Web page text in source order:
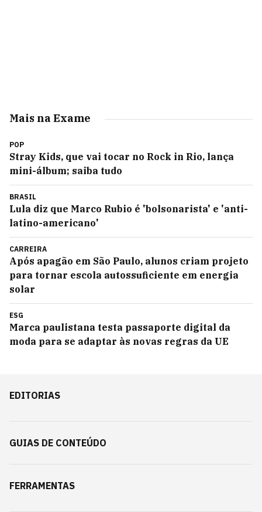
Mais na Exame
POP
Stray Kids, que vai tocar no Rock in Rio, lança
mini-álbum; saiba tudo
BRASIL
Lula diz que Marco Rubio é 'bolsonarista' e 'anti-
latino-americano'
CARREIRA
Após apagão em São Paulo, alunos criam projeto
para tornar escola autossuficiente em energia
solar
ESG
Marca paulistana testa passaporte digital da
moda para se adaptar às novas regras da UE
EDITORIAS
GUIAS DE CONTEÚDO
FERRAMENTAS